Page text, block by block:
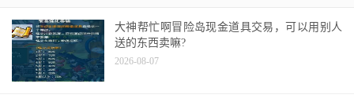
大神帮忙啊冒险岛现金道具交易，可以用别人
送的东西卖嘛?
2026-08-07